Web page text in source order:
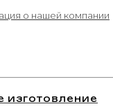
о нашей компании
изготовление